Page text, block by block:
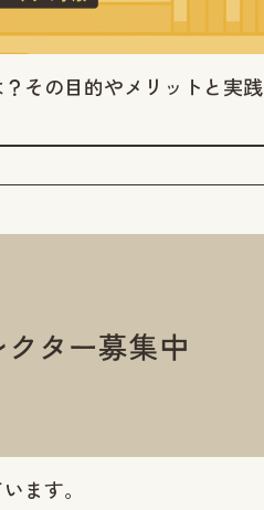
その目的やメリットと実践
ます。